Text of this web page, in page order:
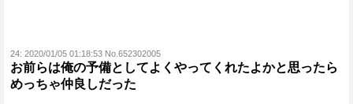
24: 2020/01/05 01:18:53 No.652302005
お前らは俺の予備としてよくやってくれたよかと思ったら
めっちゃ仲良しだった